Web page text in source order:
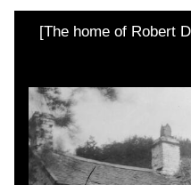
[The home of Robert